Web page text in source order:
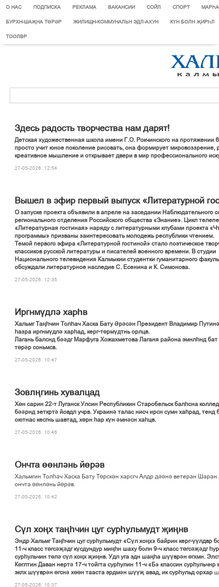
О НАС ПОДПИСКА РЕКЛАМА ВАКАНСИИ СОЙЛ СПОРТ
БУРХН-ШАҖНА ТӨРӘР ЖИЛИЩН-КОММУНАЛЬН ЭДЛ-АХУН КҮН БОЛН ҖИРҺЛ
ТООЛВР
Здесь радость творчества нам дарят!
Детская художественная школа имени Г.О. Рокчинского на протяжении
просто учит юное поколение рисовать, она формирует мировоззрение,
креативное мышление и открывает двери в мир профессионального
27-05-2026, 12:54
Вышел в эфир первый выпуск «Литературной
О запуске проекта объявили в апреле на заседании Наблюдательного
регионального отделения Российского общества «Знание». Цикл
«Литературная гостиная» наряду с литературными клубами проекта
программы» призваны заинтересовать молодежь республики чтением.
Темой первого эфира «Литературной гостиной» стало поэтическое
классиков русской литературы и писателей военного времени. В студии
Национального телевидения Калмыкии студентки гуманитарного
обсуждали литературное наследие С. Есенина и К. Симонова.
27-05-2026, 12:35
Иргнмүдлә харһв
Хальмг Таңһчин Толһач Хаска Бату Әрәсән Президент Владимир
һазра иргнмүдлә харһад, керг-төрмүдтнь орлцв.
Лагань балснд бәәдг Марфуга Хожахметова Лаганя района эмнлһнд бат
төрәр соньмсв.
27-05-2026, 10:47
Зовлңгинь хувалцад
Хөн сарин 22-т Луганск Улсин Республикин Старобельск балһсна
бәәрнд зеткртә йовдл учрв. Украинә талас нисч ирсн сумн хаһрад, тенд
оютнас кесгнь шавтад, хөрн һар күн әмнәсн хаһцв.
27-05-2026, 10:46
Ончта өөнләнь йөрәв
Хальмгин Толһач Хаска Бату Төрскән харсгч Алдр дәәнә ветеран Шаран
ончта өөнләнь йөрәв.
27-05-2026, 10:42
Сүл хоңх таңһчин цуг сурһульмудт җиңнв
Эндр Хальмг Таңһчин цуг сурһульмудт «Сүл хоңх» байрин керг-үүлдвр
11-ч класс төгсәҗәдг күсдундур миңһн шаху болн 9-ч класс төгсәҗәдг
сурһульчин төлә сүл хоңх җиңнв. Удл уга эдн шаңһа шүүврән өгхмн.
Көглтин Даван нертә 17-ч тойгта сурһулин 11-ч «Б» классин сурһульчнр
эклх шүүврән өгснә хөөн тааста эрдмән шүүҗ авад, ик сурһульд орхар
27-05-2026, 10:37